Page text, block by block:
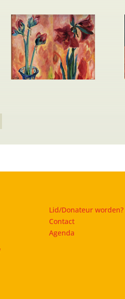
Lid/Donateur worden?
Contact
Agenda